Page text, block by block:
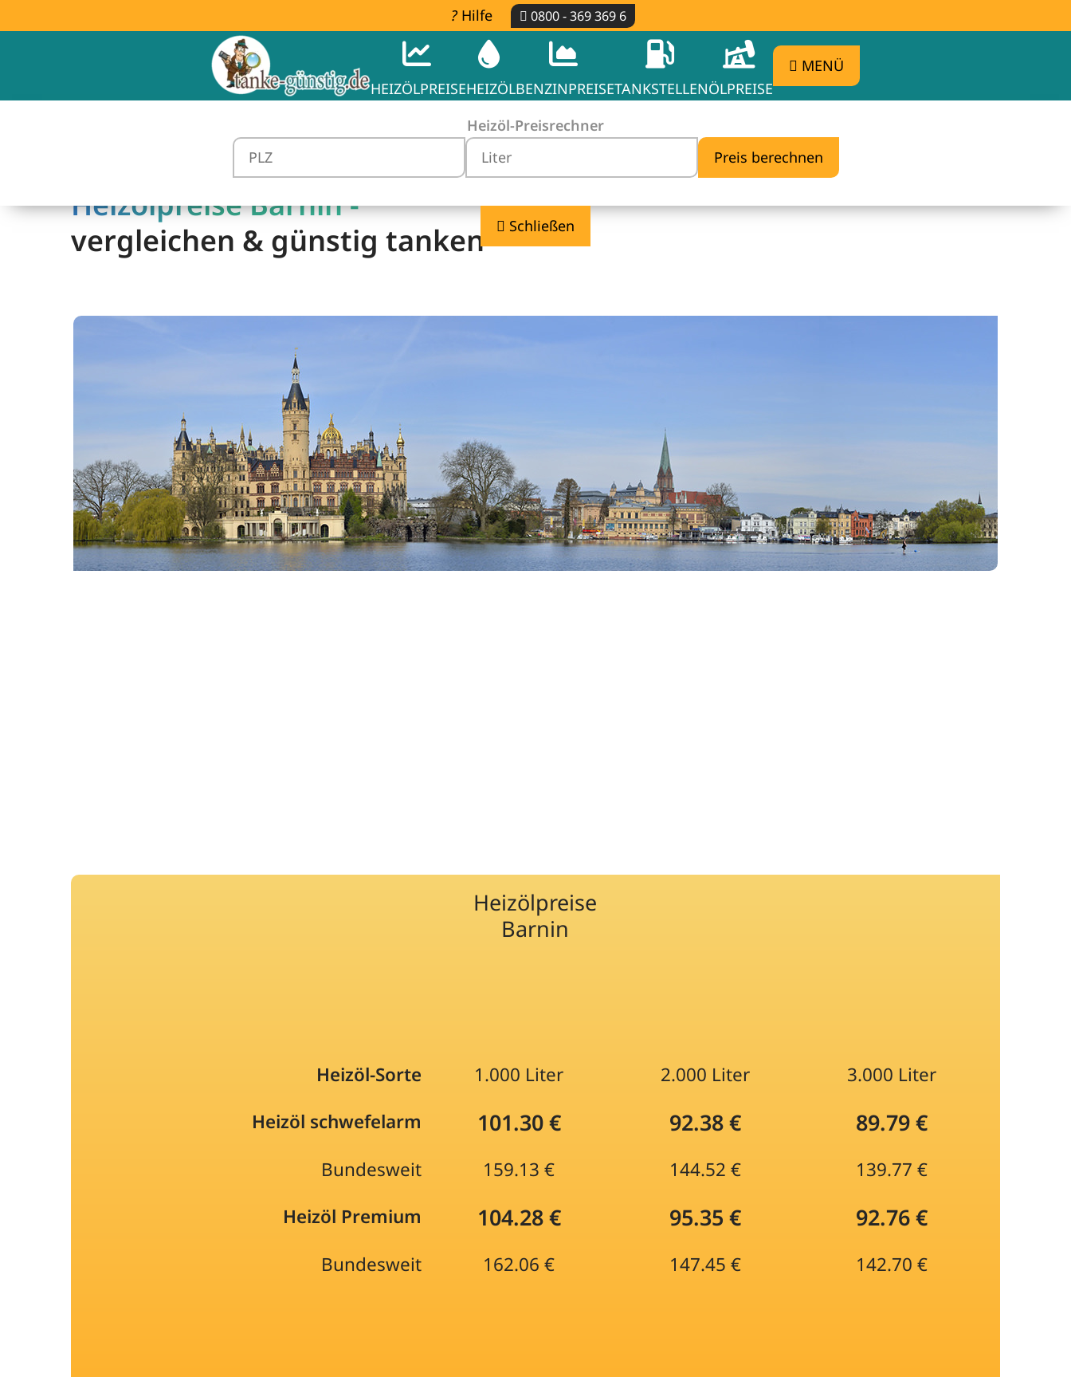
Hilfe 0800 - 369 369 6
HEIZÖLPREISEHEIZÖLBENZINPREISETANKSTELLENÖLPREISE
MENÜ
Heizöl-Preisrechner
Schließen
Heizölpreise Barnin -
vergleichen & günstig tanken
Heizölpreise
Barnin
Heizöl-Sorte 1.000 Liter 2.000 Liter
3.000 Liter
Heizöl schwefelarm
101.30 € 92.38 € 89.79 €
Bundesweit 159.13 € 144.52 €
139.77 €
Heizöl Premium
104.28 € 95.35 € 92.76 €
Bundesweit 162.06 € 147.45 € 142.70 €